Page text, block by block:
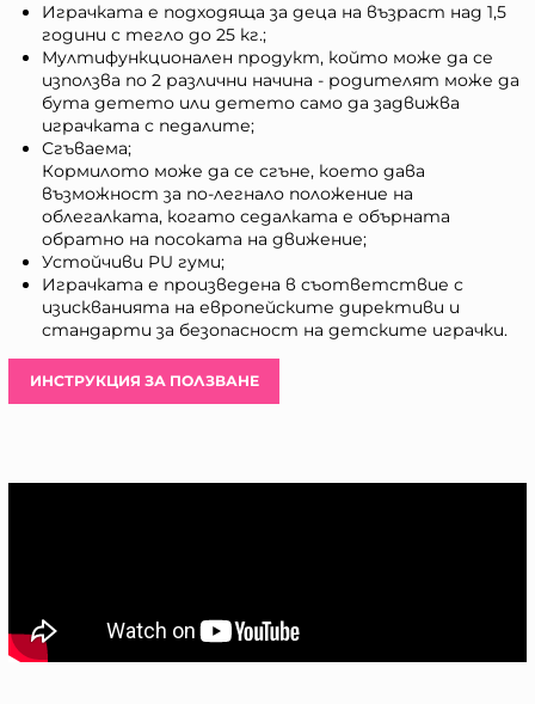
Играчката е подходяща за деца на възраст над 1,5
години с тегло до 25 кг.;
Мултифункционален продукт, който може да се
използва по 2 различни начина - родителят може да
бута детето или детето само да задвижва
играчката с педалите;
Сгъваема;
Кормилото може да се сгъне, което дава
възможност за по-легнало положение на
облегалката, когато седалката е обърната
обратно на посоката на движение;
Устойчиви PU гуми;
Играчката е произведена в съответствие с
изискванията на европейските директиви и
стандарти за безопасност на детските играчки.
ИНСТРУКЦИЯ ЗА ПОЛЗВАНЕ